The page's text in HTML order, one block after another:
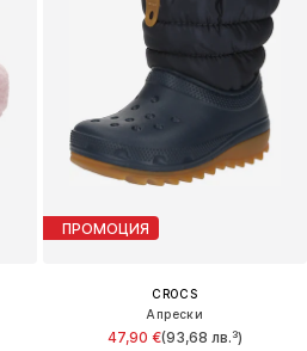
ПРОМОЦИЯ
CROCS
Апрески
47,90 €(93,68 лв.³)